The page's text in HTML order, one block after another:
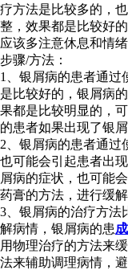
疗方法是比较多的，
整，效果都是比较好
应该多注意休息和情绪
步骤/方法：
1、银屑病的患者通过
是比较好的，银屑病
果都是比较明显的，
的患者如果出现了银
2、银屑病的患者通过
也可能会引起患者出
屑病的症状，也可能
药膏的方法，进行缓解
3、银屑病的治疗方法
解病情，银屑病的患
用物理治疗的方法来
法来辅助调理病情，